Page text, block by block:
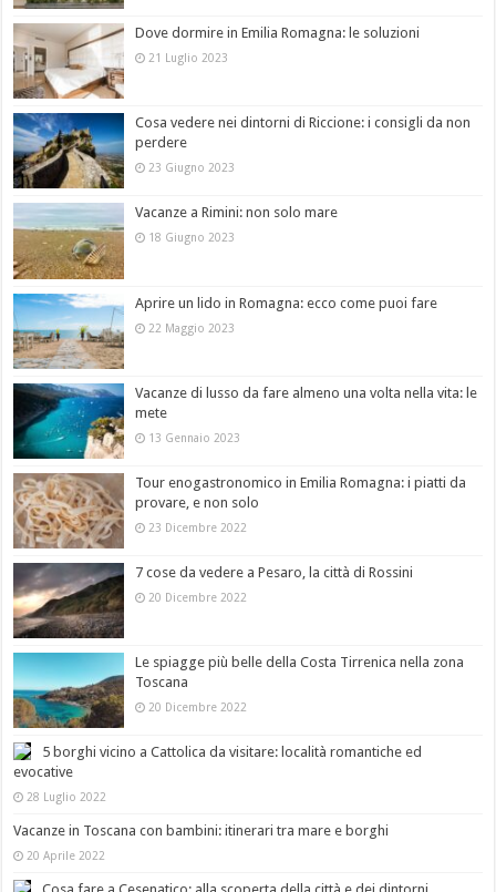
Dove dormire in Emilia Romagna: le soluzioni
21 Luglio 2023
Cosa vedere nei dintorni di Riccione: i consigli da non
perdere
23 Giugno 2023
Vacanze a Rimini: non solo mare
18 Giugno 2023
Aprire un lido in Romagna: ecco come puoi fare
22 Maggio 2023
Vacanze di lusso da fare almeno una volta nella vita: le
mete
13 Gennaio 2023
Tour enogastronomico in Emilia Romagna: i piatti da
provare, e non solo
23 Dicembre 2022
7 cose da vedere a Pesaro, la città di Rossini
20 Dicembre 2022
Le spiagge più belle della Costa Tirrenica nella zona
Toscana
20 Dicembre 2022
5 borghi vicino a Cattolica da visitare: località romantiche ed
evocative
28 Luglio 2022
Vacanze in Toscana con bambini: itinerari tra mare e borghi
20 Aprile 2022